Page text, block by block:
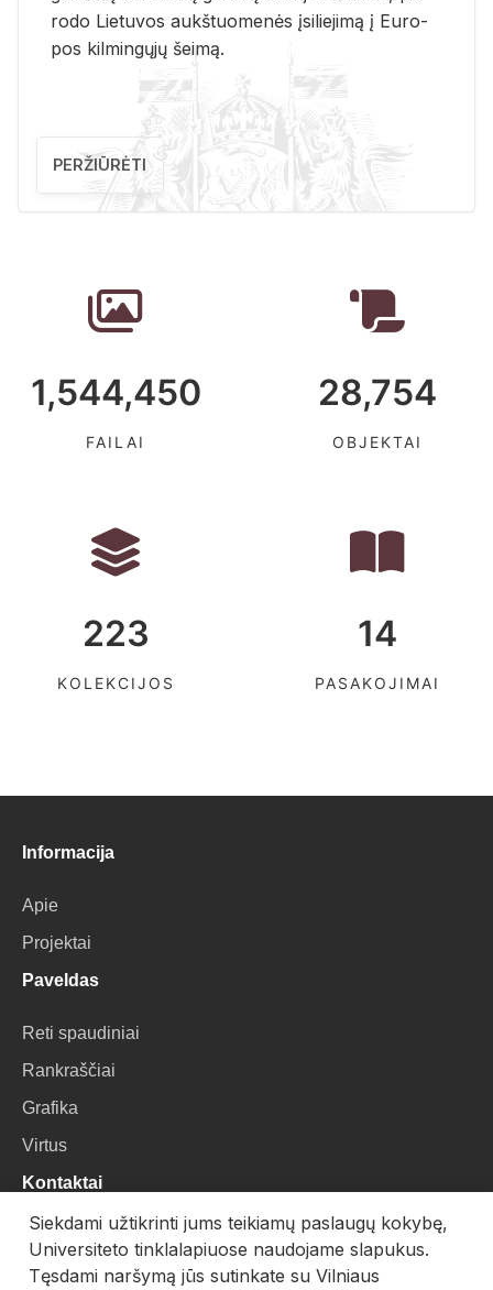
ro­do Lie­tu­vos aukš­tuo­me­nės įsi­lie­ji­mą į Eu­ro­
pos kil­min­gų­jų šei­mą.
PERŽIŪRĖTI
1,544,450
FAILAI
28,754
OBJEKTAI
223
KOLEKCIJOS
14
PASAKOJIMAI
Informacija
Apie
Projektai
Paveldas
Reti spaudiniai
Rankraščiai
Grafika
Virtus
Kontaktai
VU Biblioteka
Universiteto g. 3, LT-01122, Vilnius
Siekdami užtikrinti jums teikiamų paslaugų kokybę,
Universiteto tinklalapiuose naudojame slapukus.
Tęsdami naršymą jūs sutinkate su Vilniaus